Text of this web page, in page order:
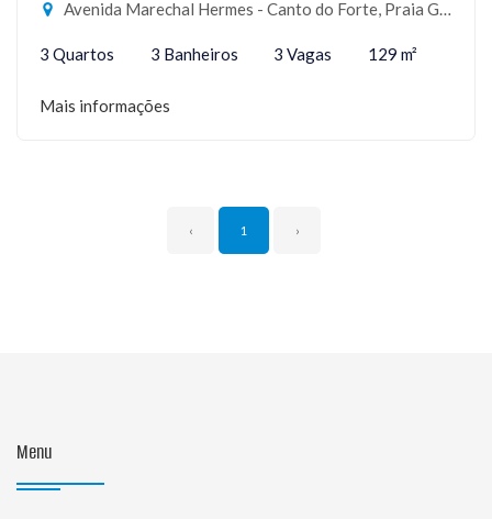
Avenida Marechal Hermes - Canto do Forte, Praia Grande-SP
3 Quartos 3 Banheiros 3 Vagas 129 m²
Mais informações
‹ 1 ›
Menu